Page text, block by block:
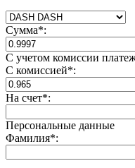
Сумма*:
С учетом комиссии
С комиссией*:
На счет*:
Персональные данные
Фамилия*: